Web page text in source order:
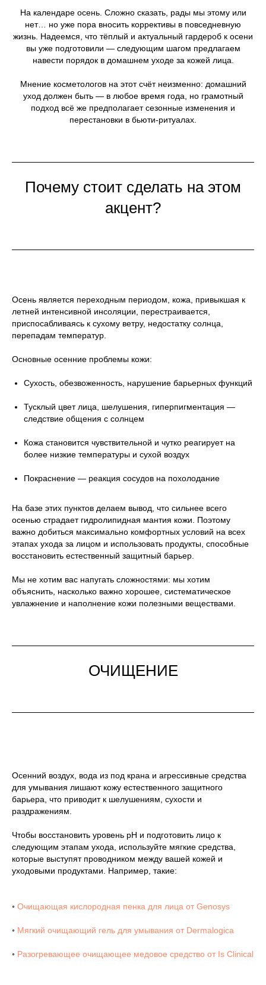
На календаре осень. Сложно сказать, рады мы этому или
нет… но уже пора вносить коррективы в повседневную
жизнь. Надеемся, что тёплый и актуальный гардероб к осени
вы уже подготовили — следующим шагом предлагаем
навести порядок в домашнем уходе за кожей лица.
Мнение косметологов на этот счёт неизменно: домашний
уход должен быть — в любое время года, но грамотный
подход всё же предполагает сезонные изменения и
перестановки в бьюти-ритуалах.
Почему стоит сделать на этом
акцент?
Осень является переходным периодом, кожа, привыкшая к
летней интенсивной инсоляции, перестраивается,
приспосабливаясь к сухому ветру, недостатку солнца,
перепадам температур.
Основные осенние проблемы кожи:
Сухость, обезвоженность, нарушение барьерных функций
Тусклый цвет лица, шелушения, гиперпигментация —
следствие общения с солнцем
Кожа становится чувствительной и чутко реагирует на
более низкие температуры и сухой воздух
Покраснение — реакция сосудов на похолодание
На базе этих пунктов делаем вывод, что сильнее всего
осенью страдает гидролипидная мантия кожи. Поэтому
важно добиться максимально комфортных условий на всех
этапах ухода за лицом и использовать продукты, способные
восстановить естественный защитный барьер.
Мы не хотим вас напугать сложностями: мы хотим
объяснить, насколько важно хорошее, систематическое
увлажнение и наполнение кожи полезными веществами.
ОЧИЩЕНИЕ
Осенний воздух, вода из под крана и агрессивные средства
для умывания лишают кожу естественного защитного
барьера, что приводит к шелушениям, сухости и
раздражениям.
Чтобы восстановить уровень pH и подготовить лицо к
следующим этапам ухода, используйте мягкие средства,
которые выступят проводником между вашей кожей и
уходовыми продуктами. Например, такие:
◦ Очищающая кислородная пенка для лица от Genosys
◦ Мягкий очищающий гель для умывания от Dermalogica
◦ Разогревающее очищающее медовое средство от Is Clinical